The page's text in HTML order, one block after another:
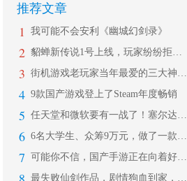
推荐文章
1 我可能不会安利《幽城幻剑录》
2 貂蝉新传说1号上线，玩家纷纷拒绝入手
3 街机游戏老玩家当年最爱的三大神器，只
4 9款国产游戏登上了Steam年度畅销
5 任天堂和微软要有一战了！塞尔达传说荒
6 6名大学生、众筹9万元，做了一款好评
7 可能你不信，国产手游正在向着好的方向
最失败仙剑作品，剧情狗血到家，《仙剑